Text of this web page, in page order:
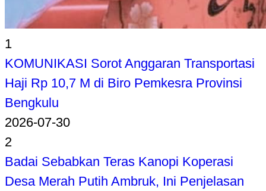
1
KOMUNIKASI Sorot Anggaran Transportasi
Haji Rp 10,7 M di Biro Pemkesra Provinsi
Bengkulu
2026-07-30
2
Badai Sebabkan Teras Kanopi Koperasi
Desa Merah Putih Ambruk, Ini Penjelasan